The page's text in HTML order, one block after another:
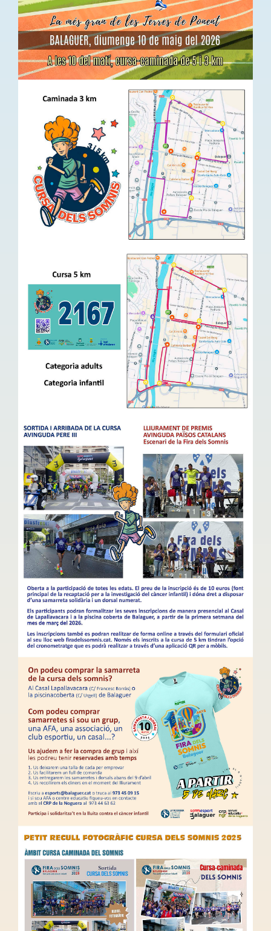
HISTÒRIC
FER UN DONATIU!
INSCRIPCIÓ CURSA / CAMINADA